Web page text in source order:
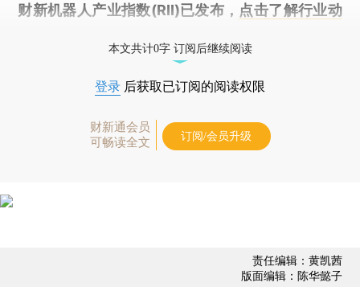
财新机器人产业指数(RII)已发布， 点击了解行业动
本文共计0字 订阅后继续阅读
登录 后获取已订阅的阅读权限
财新通会员
可畅读全文
订阅/会员升级
责任编辑：黄凯茜
版面编辑：陈华懿子